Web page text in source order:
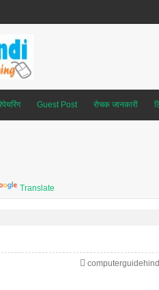
Guest Post रोचक जानकारी
Translate